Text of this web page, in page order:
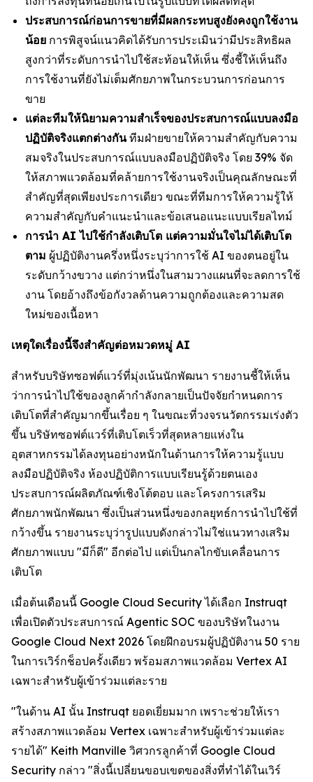
ประสบการณ์ก่อนการขายที่มีผลกระทบสูงยังคงถูกใช้งาน
น้อย การพิสูจน์แนวคิดได้รับการประเมินว่ามีประสิทธิผล
สูงกว่าที่ระดับการนำไปใช้สะท้อนให้เห็น ซึ่งชี้ให้เห็นถึง
การใช้งานที่ยังไม่เต็มศักยภาพในกระบวนการก่อนการ
ขาย
แต่ละทีมให้นิยามความสำเร็จของประสบการณ์แบบลงมือ
ปฏิบัติจริงแตกต่างกันทีมฝ่ายขายให้ความสำคัญกับความ
สมจริงในประสบการณ์แบบลงมือปฏิบัติจริง โดย 39% จัด
ให้สภาพแวดล้อมที่คล้ายการใช้งานจริงเป็นคุณลักษณะที่
สำคัญที่สุดเพียงประการเดียว ขณะที่ทีมการให้ความรู้ให้
ความสำคัญกับคำแนะนำและข้อเสนอแนะแบบเรียลไทม์
การนำ AI ไปใช้กำลังเติบโต แต่ความมั่นใจไม่ได้เติบโต
ตาม ผู้ปฏิบัติงานครึ่งหนึ่งระบุว่าการใช้ AI ของตนอยู่ใน
ระดับกว้างขวาง แต่กว่าหนึ่งในสามวางแผนที่จะลดการใช้
งาน โดยอ้างถึงข้อกังวลด้านความถูกต้องและความสด
ใหม่ของเนื้อหา
เหตุใดเรื่องนี้จึงสำคัญต่อหมวดหมู่ AI
สำหรับบริษัทซอฟต์แวร์ที่มุ่งเน้นนักพัฒนา รายงานชี้ให้เห็น
ว่าการนำไปใช้ของลูกค้ากำลังกลายเป็นปัจจัยกำหนดการ
เติบโตที่สำคัญมากขึ้นเรื่อย ๆ ในขณะที่วงจรนวัตกรรมเร่งตัว
ขึ้น บริษัทซอฟต์แวร์ที่เติบโตเร็วที่สุดหลายแห่งใน
อุตสาหกรรมได้ลงทุนอย่างหนักในด้านการให้ความรู้แบบ
ลงมือปฏิบัติจริง ห้องปฏิบัติการแบบเรียนรู้ด้วยตนเอง
ประสบการณ์ผลิตภัณฑ์เชิงโต้ตอบ และโครงการเสริม
ศักยภาพนักพัฒนา ซึ่งเป็นส่วนหนึ่งของกลยุทธ์การนำไปใช้ที่
กว้างขึ้น รายงานระบุว่ารูปแบบดังกล่าวไม่ใช่แนวทางเสริม
ศักยภาพแบบ "มีก็ดี" อีกต่อไป แต่เป็นกลไกขับเคลื่อนการ
เติบโต
เมื่อต้นเดือนนี้ Google Cloud Security ได้เลือก Instruqt
เพื่อเปิดตัวประสบการณ์ Agentic SOC ของบริษัทในงาน
Google Cloud Next 2026 โดยฝึกอบรมผู้ปฏิบัติงาน 50 ราย
ในการเวิร์กช็อปครั้งเดียว พร้อมสภาพแวดล้อม Vertex AI
เฉพาะสำหรับผู้เข้าร่วมแต่ละราย
"ในด้าน AI นั้น Instruqt ยอดเยี่ยมมาก เพราะช่วยให้เรา
สร้างสภาพแวดล้อม Vertex เฉพาะสำหรับผู้เข้าร่วมแต่ละ
รายได้" Keith Manville วิศวกรลูกค้าที่ Google Cloud
Security กล่าว "สิ่งนี้เปลี่ยนขอบเขตของสิ่งที่ทำได้ในเวิร์